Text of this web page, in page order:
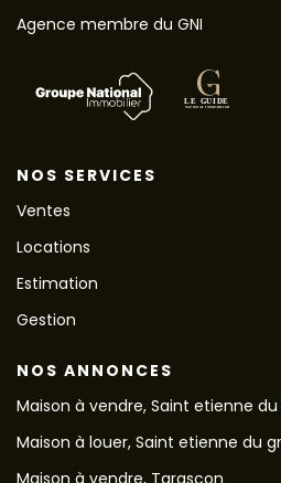
Agence membre du GNI
NOS SERVICES
Ventes
Locations
Estimation
Gestion
NOS ANNONCES
Maison à vendre, Saint etienne du
Maison à louer, Saint etienne du
Maison à vendre, Tarascon